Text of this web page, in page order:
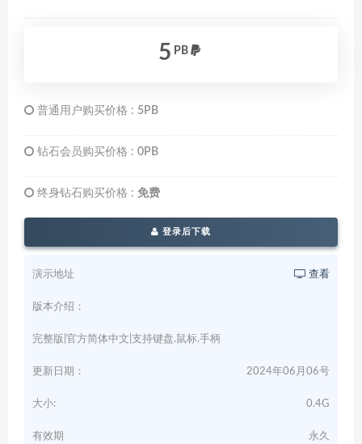
5 PB
普通用户购买价格 : 5PB
钻石会员购买价格 : 0PB
终身钻石购买价格 : 免费
登录后下载
演示地址 查看
版本介绍：
完整版|官方简体中文|支持键盘.鼠标.手柄
更新日期： 2024年06月06号
大小: 0.4G
有效期 永久